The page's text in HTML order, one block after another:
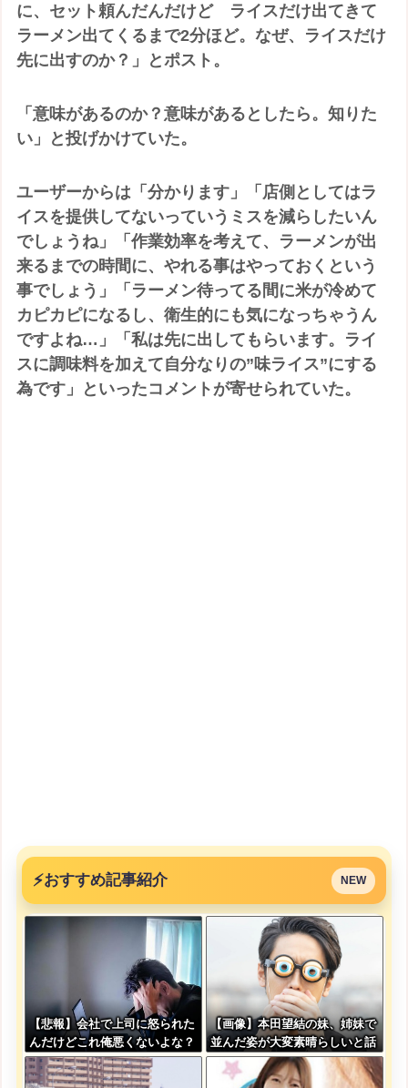
に、セット頼んだんだけど ライスだけ出てきて
ラーメン出てくるまで2分ほど。なぜ、ライスだけ
先に出すのか？」とポスト。
「意味があるのか？意味があるとしたら。知りた
い」と投げかけていた。
ユーザーからは「分かります」「店側としてはラ
イスを提供してないっていうミスを減らしたいん
でしょうね」「作業効率を考えて、ラーメンが出
来るまでの時間に、やれる事はやっておくという
事でしょう」「ラーメン待ってる間に米が冷めて
カピカピになるし、衛生的にも気になっちゃうん
ですよね…」「私は先に出してもらいます。ライ
スに調味料を加えて自分なりの”味ライス”にする
為です」といったコメントが寄せられていた。
⚡おすすめ記事紹介 NEW
【悲報】会社で上司に怒られた
んだけどこれ俺悪くないよな？
【画像】本田望結の妹、姉妹で
並んだ姿が大変素晴らしいと話
題にw w w w w w w